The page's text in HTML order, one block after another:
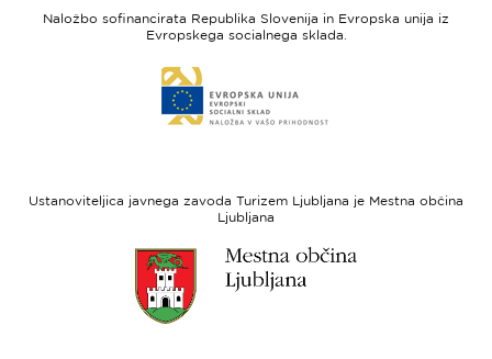
Slovenia
-
regionalni
Naložbo sofinancirata Republika Slovenija in Evropska unija iz
Evropskega socialnega sklada.
do
spletne
sklad
Ustanoviteljica javnega zavoda Turizem Ljubljana je Mestna občina
Ljubljana